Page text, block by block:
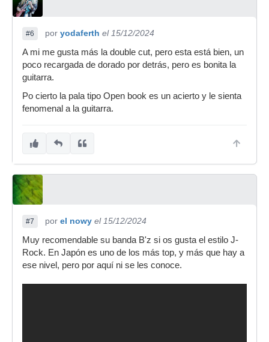
#6 por yodaferth el 15/12/2024
A mi me gusta más la double cut, pero esta está bien, un
poco recargada de dorado por detrás, pero es bonita la
guitarra.
Po cierto la pala tipo Open book es un acierto y le sienta
fenomenal a la guitarra.
#7 por el nowy el 15/12/2024
Muy recomendable su banda B'z si os gusta el estilo J-
Rock. En Japón es uno de los más top, y más que hay a
ese nivel, pero por aquí ni se les conoce.